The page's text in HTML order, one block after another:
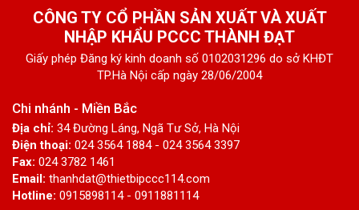
CÔNG TY CỔ PHẦN SẢN XUẤT VÀ XUẤT
NHẬP KHẨU PCCC THÀNH ĐẠT
Giấy phép Đăng ký kinh doanh số 0102031296 do sở KHĐT
TP.Hà Nội cấp ngày 28/06/2004
Chi nhánh - Miền Bắc
Địa chỉ: 34 Đường Láng, Ngã Tư Sở, Hà Nội
Điện thoại: 024 3564 1884 - 024 3564 3397
Fax: 024 3782 1461
Email: thanhdat@thietbipccc114.com
Hotline: 0915898114 - 0911881114